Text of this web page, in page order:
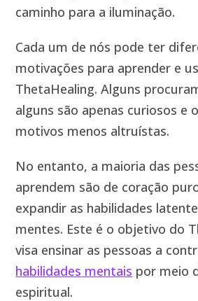
caminho para a iluminação.
Cada um de nós pode ter
motivações para aprender e
ThetaHealing. Alguns
alguns são apenas curiosos e
motivos menos altruístas.
No entanto, a maioria das
aprendem são de coração
expandir as habilidades
mentes. Este é o objetivo do
visa ensinar as pessoas a
habilidades mentais por meio
espiritual.